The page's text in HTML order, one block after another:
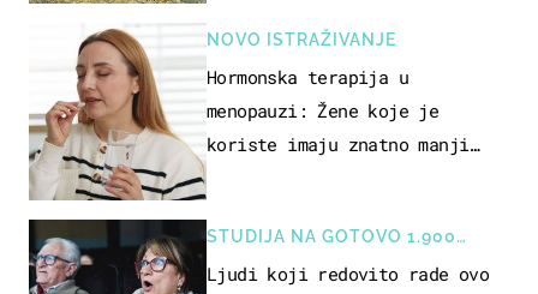
NOVO ISTRAŽIVANJE
Hormonska terapija u
menopauzi: Žene koje je
koriste imaju znatno manji
STUDIJA NA GOTOVO 1.900
OSOBA
Ljudi koji redovito rade ovo